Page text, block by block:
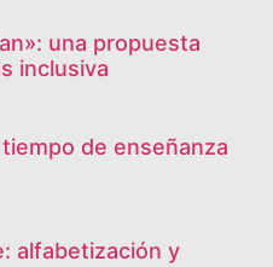
una propuesta
inclusiva
de enseñanza
alfabetización y